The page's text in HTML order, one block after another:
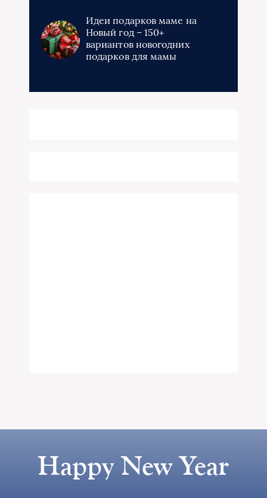
Идеи подарков маме на
Новый год – 150+
вариантов новогодних
подарков для мамы
Happy New Year